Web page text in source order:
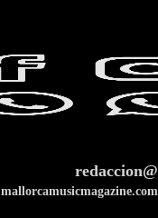
redaccion@
mallorcamusicmagazine.com